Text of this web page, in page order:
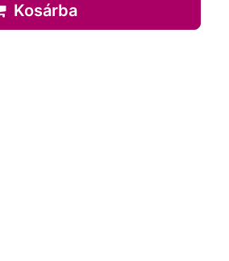
Kosárba